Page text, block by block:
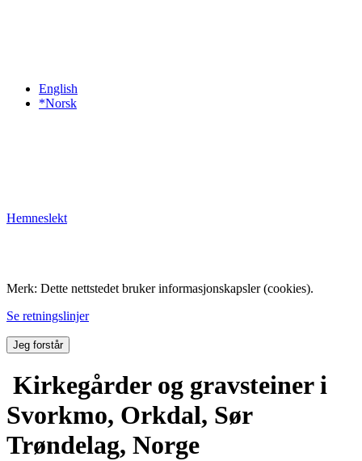
English
*Norsk
Hemneslekt
Merk: Dette nettstedet bruker informasjonskapsler (cookies).
Se retningslinjer
Jeg forstår
Kirkegårder og gravsteiner i
Svorkmo, Orkdal, Sør
Trøndelag, Norge